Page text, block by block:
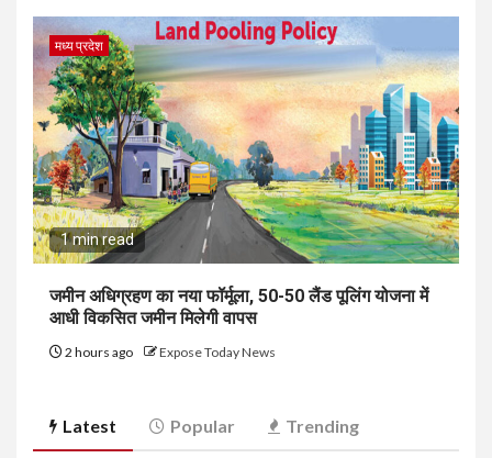
मध्य प्रदेश
1 min read
जमीन अधिग्रहण का नया फॉर्मूला, 50-50 लैंड पूलिंग योजना में
आधी विकसित जमीन मिलेगी वापस
2 hours ago Expose Today News
Latest Popular Trending